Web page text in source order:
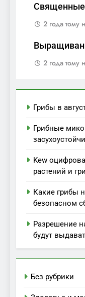
Священные
2 года тому
2 года тому
Грибы в
Грибные
Kew
растений и
Какие грибы
безопасном
Разрешение
будут
Без рубрики